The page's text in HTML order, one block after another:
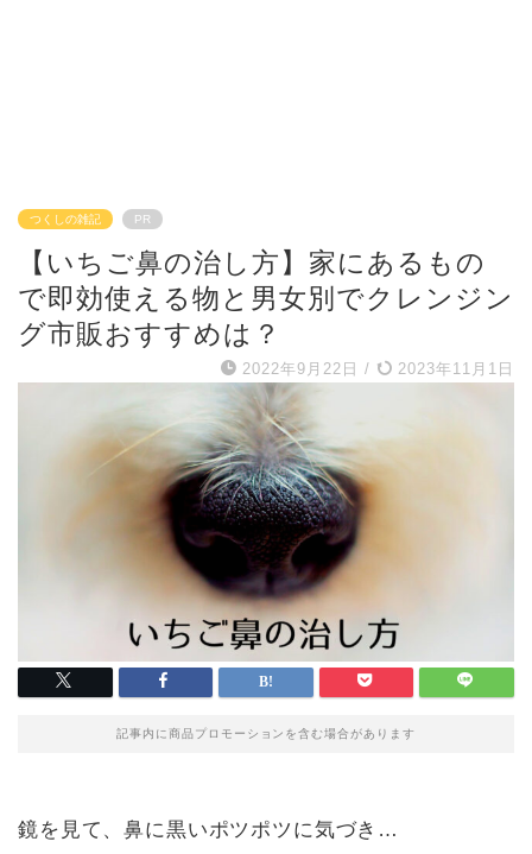
つくしの雑記 PR
【いちご鼻の治し方】家にあるもの
で即効使える物と男女別でクレンジン
グ市販おすすめは？
2022年9月22日 / 2023年11月1日
記事内に商品プロモーションを含む場合があります
鏡を見て、鼻に黒いポツポツに気づき…